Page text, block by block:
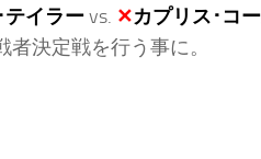
テイラーvs. ✕カプリス･コ
決定戦を行う事に。